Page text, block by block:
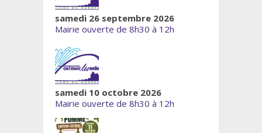
samedi 26 septembre 2026
Mairie ouverte de 8h30 à 12h
samedi 10 octobre 2026
Mairie ouverte de 8h30 à 12h